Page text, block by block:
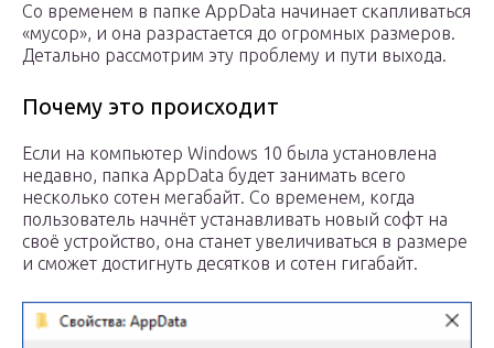
Со временем в папке AppData начинает скапливаться
«мусор», и она разрастается до огромных размеров.
Детально рассмотрим эту проблему и пути выхода.
Почему это происходит
Если на компьютер Windows 10 была установлена
недавно, папка AppData будет занимать всего
несколько сотен мегабайт. Со временем, когда
пользователь начнёт устанавливать новый софт на
своё устройство, она станет увеличиваться в размере
и сможет достигнуть десятков и сотен гигабайт.